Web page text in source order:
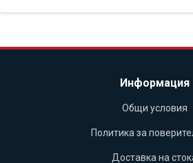
Информация
Общи условия
Политика за
Доставка на